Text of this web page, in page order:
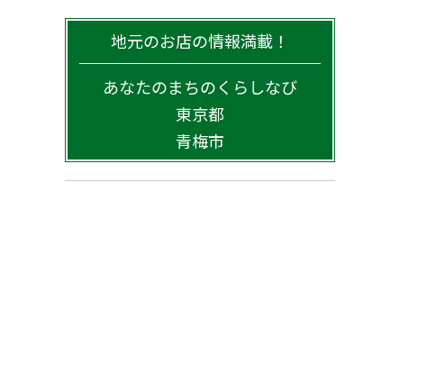
地元のお店の情報満載！
あなたのまちのくらしなび
東京都
青梅市